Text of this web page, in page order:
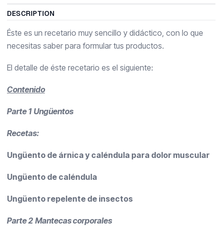
DESCRIPTION
Éste es un recetario muy sencillo y didáctico, con lo que
necesitas saber para formular tus productos.
El detalle de éste recetario es el siguiente:
Contenido
Parte 1 Ungüentos
Recetas:
Ungüento de árnica y caléndula para dolor muscular
Ungüento de caléndula
Ungüento repelente de insectos
Parte 2 Mantecas corporales